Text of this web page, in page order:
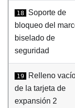
18
Soporte de
bloqueo del
biselado de
seguridad
19
Relleno
de la tarjeta de
expansión 2